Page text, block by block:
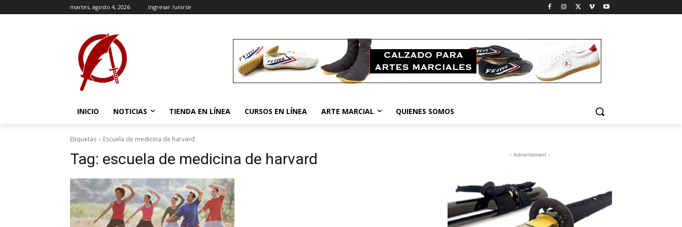
martes, agosto 4, 2026 Ingresar /unirse
INICIO NOTICIAS TIENDA EN LÍNEA CURSOS EN LÍNEA ARTE MARCIAL QUIENES SOMOS
Etiquetas Escuela de medicina de harvard
Tag: escuela de medicina de harvard - Advertisment -